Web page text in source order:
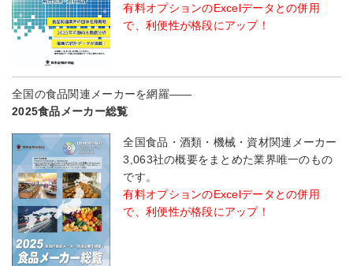
有料オプションのExcelデータとの併用
で、利便性が格段にアップ！
全国の食品関連メーカーを網羅――
2025食品メーカー総覧
全国食品・酒類・機械・資材関連メーカー
3,063社の概要をまとめた業界唯一のもの
です。
有料オプションのExcelデータとの併用
で、利便性が格段にアップ！